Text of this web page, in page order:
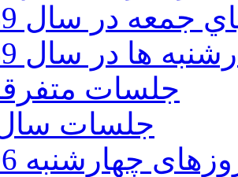
جمعه در سال 89
ها در سال 89
جلسات
جلسات سال
چهارشنبه 96